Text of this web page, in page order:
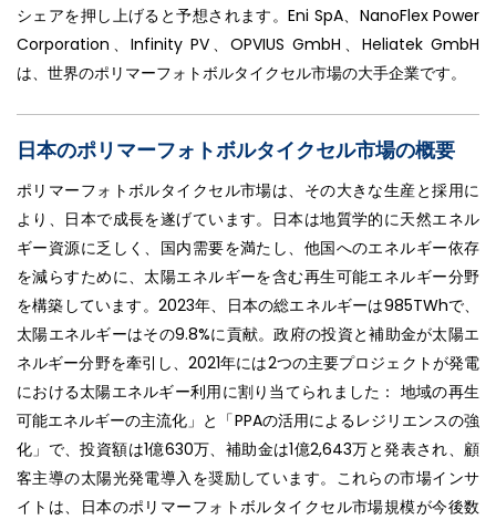
シェアを押し上げると予想されます。Eni SpA、NanoFlex Power
Corporation、Infinity PV、OPVIUS GmbH、Heliatek GmbH
は、世界のポリマーフォトボルタイクセル市場の大手企業です。
日本のポリマーフォトボルタイクセル市場の概要
ポリマーフォトボルタイクセル市場は、その大きな生産と採用に
より、日本で成長を遂げています。日本は地質学的に天然エネル
ギー資源に乏しく、国内需要を満たし、他国へのエネルギー依存
を減らすために、太陽エネルギーを含む再生可能エネルギー分野
を構築しています。2023年、日本の総エネルギーは985TWhで、
太陽エネルギーはその9.8%に貢献。政府の投資と補助金が太陽エ
ネルギー分野を牽引し、2021年には2つの主要プロジェクトが発電
における太陽エネルギー利用に割り当てられました： 地域の再生
可能エネルギーの主流化」と「PPAの活用によるレジリエンスの強
化」で、投資額は1億630万、補助金は1億2,643万と発表され、顧
客主導の太陽光発電導入を奨励しています。これらの市場インサ
イトは、日本のポリマーフォトボルタイクセル市場規模が今後数